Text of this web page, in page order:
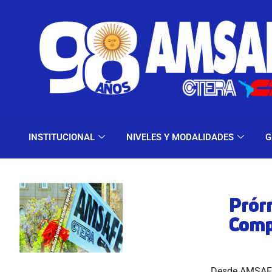
INSTITUCIONAL NIVELES Y MODALIDADES
INSTITUCIONAL